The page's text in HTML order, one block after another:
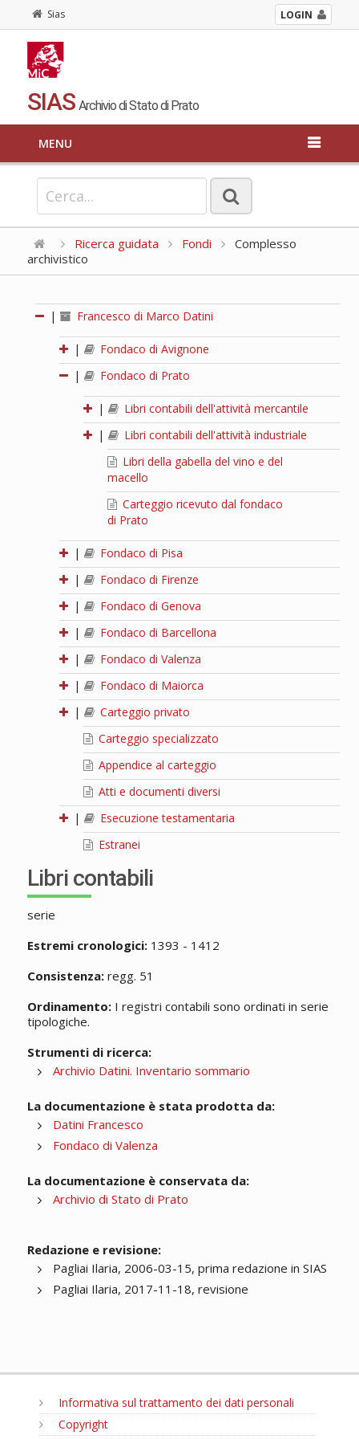
Sias LOGIN
SIAS Archivio di Stato di Prato
MENU
Ricerca guidata Fondi
Complesso
archivistico
| Francesco di Marco Datini
|
Fondaco di Avignone
|
Fondaco di Prato
|
Libri contabili dell'attività mercantile
|
Libri contabili dell'attività industriale
Libri della gabella del vino e del
macello
Carteggio ricevuto dal fondaco
di Prato
|
Fondaco di Pisa
|
Fondaco di Firenze
|
Fondaco di Genova
|
Fondaco di Barcellona
|
Fondaco di Valenza
|
Fondaco di Maiorca
|
Carteggio privato
Carteggio specializzato
Appendice al carteggio
Atti e documenti diversi
|
Esecuzione testamentaria
Estranei
Libri contabili
serie
Estremi cronologici:1393 - 1412
Consistenza:regg. 51
Ordinamento:I registri contabili sono ordinati in serie
tipologiche.
Strumenti di ricerca:
Archivio Datini. Inventario sommario
La documentazione è stata prodotta da:
Datini Francesco
Fondaco di Valenza
La documentazione è conservata da:
Archivio di Stato di Prato
Redazione e revisione:
Pagliai Ilaria, 2006-03-15, prima redazione in SIAS
Pagliai Ilaria, 2017-11-18, revisione
Informativa sul trattamento dei dati personali
Copyright